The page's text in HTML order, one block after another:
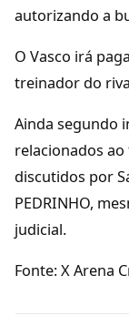
autorizando a
O Vasco irá
treinador do
Ainda segundo
relacionados
discutidos por
PEDRINHO,
judicial.
Fonte: X Arena